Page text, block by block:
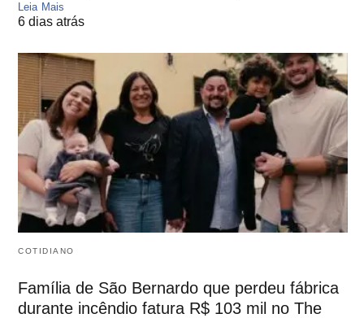
Leia Mais
6 dias atrás
COTIDIANO
Família de São Bernardo que perdeu fábrica
durante incêndio fatura R$ 103 mil no The